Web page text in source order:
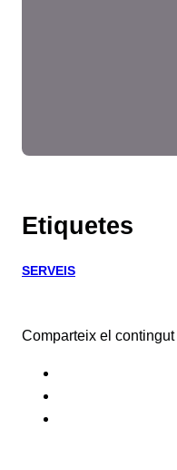
Etiquetes
SERVEIS
Comparteix el contingut